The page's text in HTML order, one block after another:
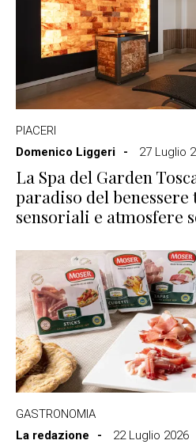
PIACERI
Domenico Liggeri
27 Luglio
La Spa del Garden
paradiso del benessere
sensoriali e atmosfere
GASTRONOMIA
La redazione
22 Luglio 2026